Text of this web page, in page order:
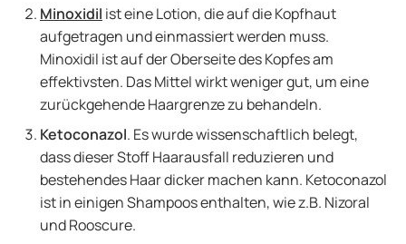
Minoxidil ist eine Lotion, die auf die Kopfhaut
aufgetragen und einmassiert werden muss.
Minoxidil ist auf der Oberseite des Kopfes am
effektivsten. Das Mittel wirkt weniger gut, um eine
zurückgehende Haargrenze zu behandeln.
Ketoconazol. Es wurde wissenschaftlich belegt,
dass dieser Stoff Haarausfall reduzieren und
bestehendes Haar dicker machen kann. Ketoconazol
ist in einigen Shampoos enthalten, wie z.B. Nizoral
und Rooscure.